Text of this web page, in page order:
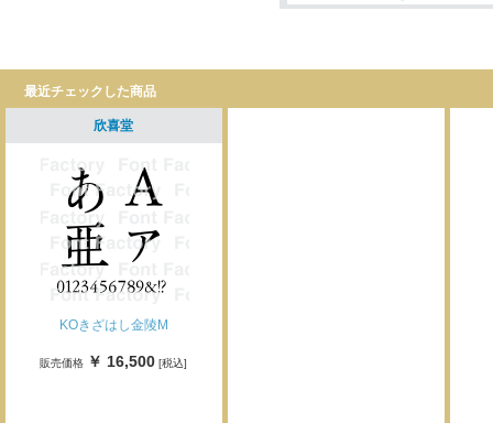
最近チェックした商品
欣喜堂
KOきざはし金陵M
販売価格 ￥ 16,500 [税込]